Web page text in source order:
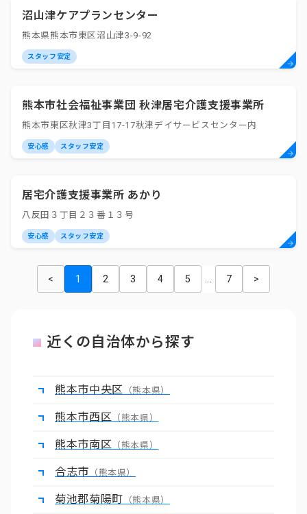
沼山津ケアプランセンター
熊本県熊本市東区沼山津3-9-92
スタッフ安定
熊本市社会福祉事業団 秋津居宅介護支援事業所
熊本市東区秋津3丁目17-17秋津デイサービスセンター内
安心感 スタッフ安定
居宅介護支援事業所 あかり
八反田３丁目２３番１３号
安心感 スタッフ安定
< 1 2 3 4 5 7 >
近くの自治体から探す
熊本市中央区 （熊本県）
熊本市西区 （熊本県）
熊本市南区 （熊本県）
合志市 （熊本県）
菊池郡菊陽町 （熊本県）